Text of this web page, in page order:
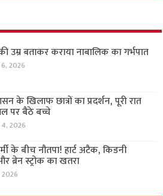
उम्र बताकर कराया नाबालिक का गर्भपात
2026
के खिलाफ छात्रों का प्रदर्शन, पूरी रात
पर बैठे बच्चे
2026
के बीच नौतपा! हार्ट अटैक, किडनी
ब्रेन स्ट्रोक का खतरा